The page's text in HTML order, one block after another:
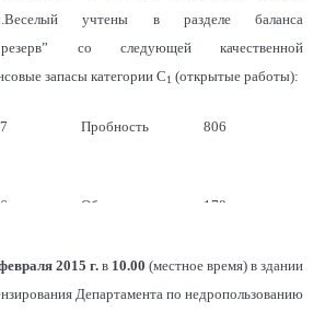
учтены в разделе баланса
резерв” со следующей качественной
запасы категории С1 (открытые работы):
Пробность 806
Объем песков, тыс.
178
2015 г.в 10.00 (местное время) в здании
Департамента по недропользованию